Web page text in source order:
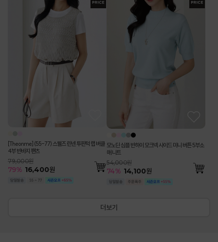
[Theonme] (55-77) 스웰즈 린넨 투핀턱 랩 버클
4부 반바지 팬츠
79,000원
79% 16,400원
모노딘 심플 반하이 모크넥 사이드 미니 버튼 5부소
매 니트
54,000원
74% 14,100원
더보기